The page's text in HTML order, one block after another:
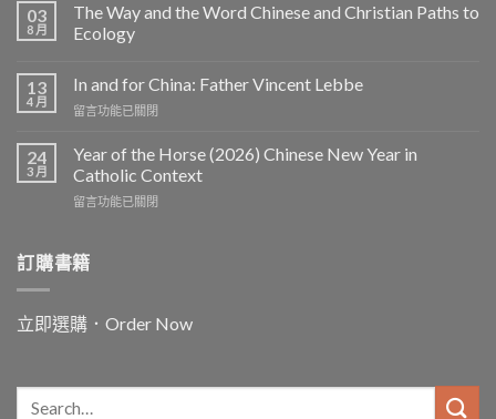
03
8 月
The Way and the Word Chinese and Christian Paths to
Ecology
13
4 月
In and for China: Father Vincent Lebbe
在
and
China:
Father
中
留言功能已關閉
24
3 月
Year of the Horse (2026) Chinese New Year in
Catholic Context
在
the
Horse
Chinese
New
Catholic
Context〉
留言功能已關閉
訂購書籍
立即選購．Order Now